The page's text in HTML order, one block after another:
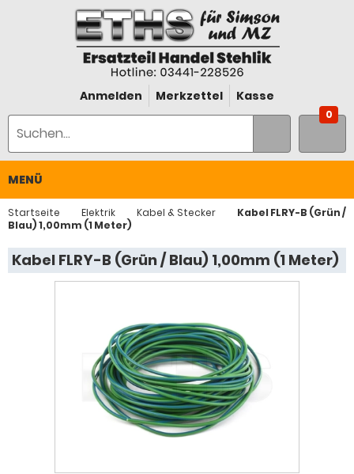
Anmelden Merkzettel Kasse
0
MENÜ
Startseite Elektrik Kabel & Stecker
Kabel FLRY-B (Grün /
Blau) 1,00mm (1 Meter)
Kabel FLRY-B (Grün / Blau) 1,00mm (1 Meter)